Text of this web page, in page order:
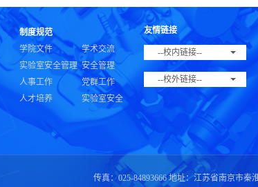
制度规范
学院文件
实验室安全管理
人事工作
人才培养
学术交流
安全管理
党群工作
实验室安全
友情链接
--校内链接--
--校外链接--
传真：025-84893666 地址：江苏省南京市秦